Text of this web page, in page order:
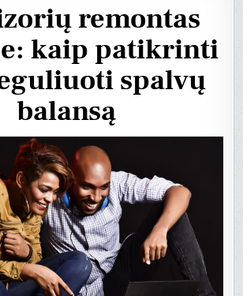
remontas
kaip patikrinti
spalvų
balansą